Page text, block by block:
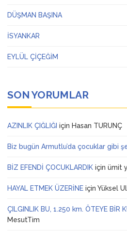
DÜŞMAN BAŞINA
İSYANKAR
EYLÜL ÇİÇEĞİM
SON YORUMLAR
AZINLIK ÇIĞLIĞI için Hasan TURUNÇ
Biz bugün Armutlu’da çocuklar gibi
BİZ EFENDİ ÇOCUKLARDIK için ümit
HAYAL ETMEK ÜZERİNE için Yüksel
ÇILGINLIK BU, 1.250 km. ÖTEYE BİR
MesutTim